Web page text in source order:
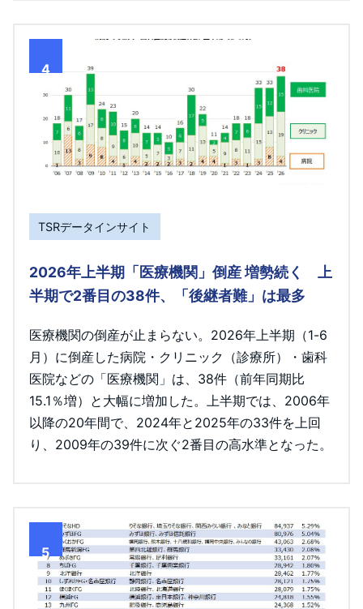
4
TSRデータインサイト
2026年上半期「医療機関」倒産 増勢続く 上
半期で2番目の38件、「後継者難」は最多
医療機関の倒産が止まらない。2026年上半期（1-6
月）に倒産した病院・クリニック（診療所）・歯科
医院などの「医療機関」は、38件（前年同期比
15.1％増）と大幅に増加した。上半期では、2006年
以降の20年間で、2024年と2025年の33件を上回
り、2009年の39件に次ぐ2番目の高水準となった。
5